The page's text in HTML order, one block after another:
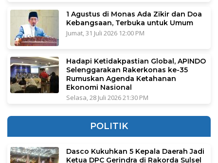
1 Agustus di Monas Ada Zikir dan Doa
Kebangsaan, Terbuka untuk Umum
Jumat, 31 Juli 2026 12:00 PM
Hadapi Ketidakpastian Global, APINDO
Selenggarakan Rakerkonas ke-35
Rumuskan Agenda Ketahanan
Ekonomi Nasional
Selasa, 28 Juli 2026 21:30 PM
POLITIK
Dasco Kukuhkan 5 Kepala Daerah Jadi
Ketua DPC Gerindra di Rakorda Sulsel